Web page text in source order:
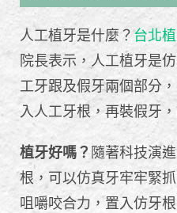
人工植牙是什麼？台北
院長表示，人工植牙是
工牙跟及假牙兩個部分
入人工牙根，再裝假牙
植牙好嗎？隨著科技演
根，可以仿真牙牢牢緊
咀嚼咬合力，置入仿牙